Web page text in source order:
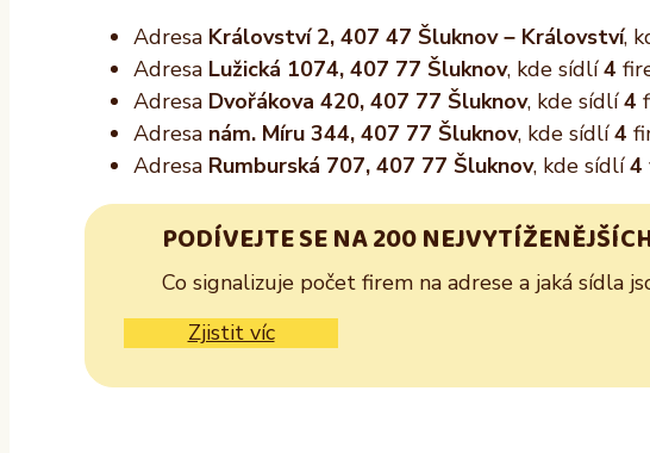
Adresa Království 2, 407 47 Šluknov – Království,
Adresa Lužická 1074, 407 77 Šluknov, kde sídlí4
Adresa Dvořákova 420, 407 77 Šluknov, kde sídlí4
Adresa nám. Míru 344, 407 77 Šluknov, kde sídlí4
Adresa Rumburská 707, 407 77 Šluknov, kde sídlí4
PODÍVEJTE SE NA 200
Co signalizuje počet firem na adrese a jaká sídla
Zjistit víc